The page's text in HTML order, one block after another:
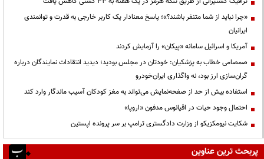
«چرا نباید از شما متنفر باشند؟»؛ پاسخ معنادار یک کاربر خارجی به قدرت و توانمندی
ایرانیان
آمریکا و اسرائیل سامانه «پیکان» را آزمایش کردند
صمصامی خطاب به پزشکیان: خودتان در مجلس بودید؛ دیدید انتقادات نمایندگان درباره
گران‌سازی ارز بود، نه واگذاری ایران‌خودرو
استفاده بیش از حد از صفحه‌نمایش می‌تواند به مغز کودکان آسیب ماندگار وارد کند
احتمال وجود حیات در اقیانوس مدفون «اروپا»
شکایت نیومکزیکو از وزارت دادگستری ترامپ بر سر پرونده اپستین
پربحث ترین عناوین